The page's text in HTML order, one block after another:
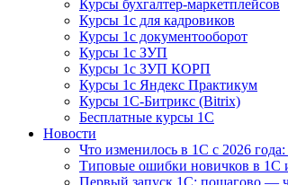
Курсы бухгалтер-маркетплейсов
Курсы 1с для кадровиков
Курсы 1с документооборот
Курсы 1с ЗУП
Курсы 1с ЗУП КОРП
Курсы 1с Яндекс Практикум
Курсы 1С-Битрикс (Bitrix)
Бесплатные курсы 1С
Новости
Что изменилось в 1С с 2026
Типовые ошибки новичков в 1С
Первый запуск 1С: пошагово —